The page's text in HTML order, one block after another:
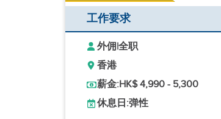
工作要求
外佣|全职
香港
薪金:HK$ 4,990 - 5,300
休息日:弹性